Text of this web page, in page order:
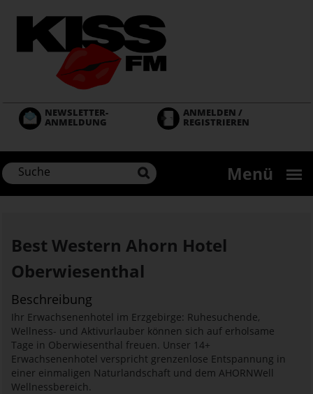
zum
NEWSLETTER-
ANMELDUNG
ANMELDEN /
REGISTRIEREN
Menü
Best Western Ahorn Hotel
Oberwiesenthal
Beschreibung
Ihr Erwachsenenhotel im Erzgebirge: Ruhesuchende,
Wellness- und Aktivurlauber können sich auf erholsame
Tage in Oberwiesenthal freuen. Unser 14+
Erwachsenenhotel verspricht grenzenlose Entspannung in
einer einmaligen Naturlandschaft und dem AHORNWell
Wellnessbereich.